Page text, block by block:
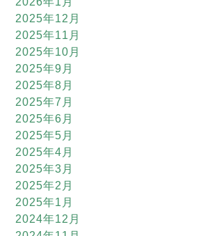
2025年12月
2025年11月
2025年10月
2025年9月
2025年8月
2025年7月
2025年6月
2025年5月
2025年4月
2025年3月
2025年2月
2025年1月
2024年12月